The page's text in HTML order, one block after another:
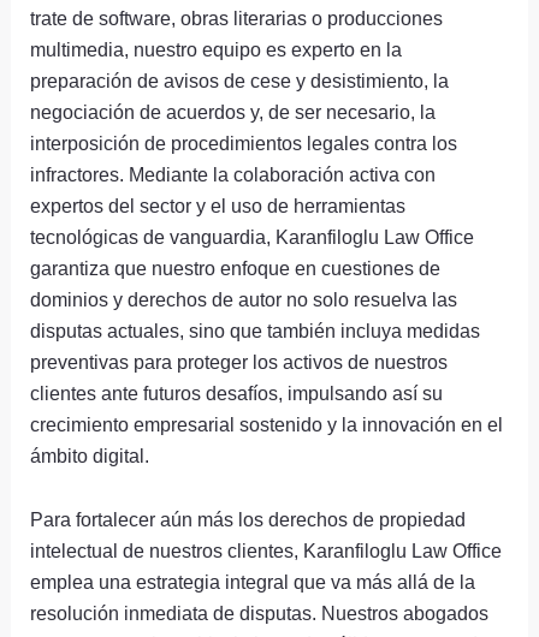
trate de software, obras literarias o producciones
multimedia, nuestro equipo es experto en la
preparación de avisos de cese y desistimiento, la
negociación de acuerdos y, de ser necesario, la
interposición de procedimientos legales contra los
infractores. Mediante la colaboración activa con
expertos del sector y el uso de herramientas
tecnológicas de vanguardia, Karanfiloglu Law Office
garantiza que nuestro enfoque en cuestiones de
dominios y derechos de autor no solo resuelva las
disputas actuales, sino que también incluya medidas
preventivas para proteger los activos de nuestros
clientes ante futuros desafíos, impulsando así su
crecimiento empresarial sostenido y la innovación en el
ámbito digital.
Para fortalecer aún más los derechos de propiedad
intelectual de nuestros clientes, Karanfiloglu Law Office
emplea una estrategia integral que va más allá de la
resolución inmediata de disputas. Nuestros abogados